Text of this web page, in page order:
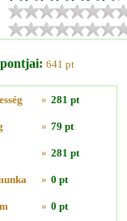
641 pt
» 281 pt
» 79 pt
» 281 pt
» 0 pt
» 0 pt